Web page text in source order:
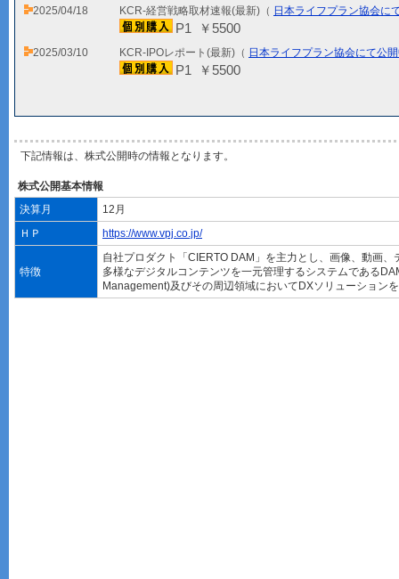
2025/04/18 KCR-経営戦略取材速報(最新)（ 日本ライフプラン協会に
P1 ￥5500
2025/03/10 KCR-IPOレポート(最新)（ 日本ライフプラン協会にて公
P1 ￥5500
下記情報は、株式公開時の情報となります。
株式公開基本情報
決算月
12月
ＨＰ
https://www.vpj.co.jp/
特徴
自社プロダクト「CIERTO DAM」を主力とし、画像、動画、
多様なデジタルコンテンツを一元管理するシステムである
Management)及びその周辺領域においてDXソリューション